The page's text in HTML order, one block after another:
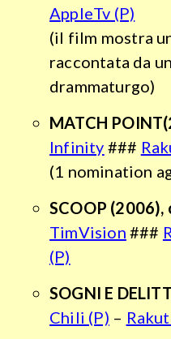
AppleTv (P)
(il film mostra
raccontata da
drammaturgo)
MATCH POINT
Infinity ###
(1 nomination
SCOOP (2006),
TimVision ###
(P)
SOGNI E
Chili (P) –